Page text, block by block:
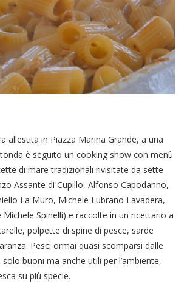
allestita in Piazza Marina Grande, a una
è seguito un cooking show con menù
di mare tradizionali rivisitate da sette
Assante di Cupillo, Alfonso Capodanno,
La Muro, Michele Lubrano Lavadera,
Spinelli) e raccolte in un ricettario a
polpette di spine di pesce, sarde
Pesci ormai quasi scomparsi dalle
buoni ma anche utili per l’ambiente,
su più specie.